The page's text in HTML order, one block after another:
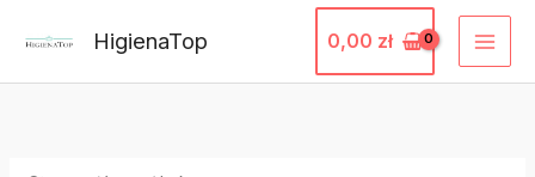
treści
HigienaTop 0,00 zł